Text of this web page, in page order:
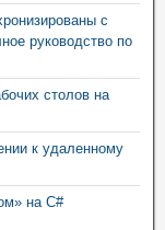
с
руководство по
столов на
к удаленному
на C#